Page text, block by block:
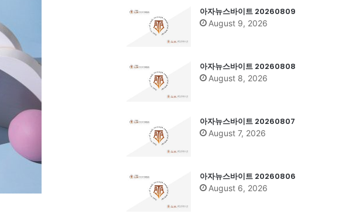
아자뉴스바이트 20260809
August 9, 2026
아자뉴스바이트 20260808
August 8, 2026
아자뉴스바이트 20260807
August 7, 2026
아자뉴스바이트 20260806
August 6, 2026